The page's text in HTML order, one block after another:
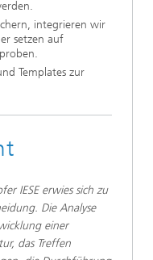
integrieren wir
setzen auf
Templates zur
IESE erwies sich zu
Die Analyse
einer
das Treffen